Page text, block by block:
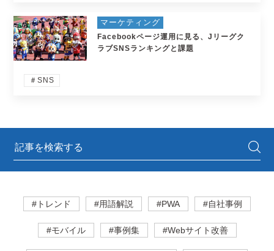
マーケティング
Facebookページ運用に見る、Jリーグク
ラブSNSランキングと課題
＃SNS
#トレンド #用語解説 #PWA #自社事例
#モバイル #事例集 #Webサイト改善